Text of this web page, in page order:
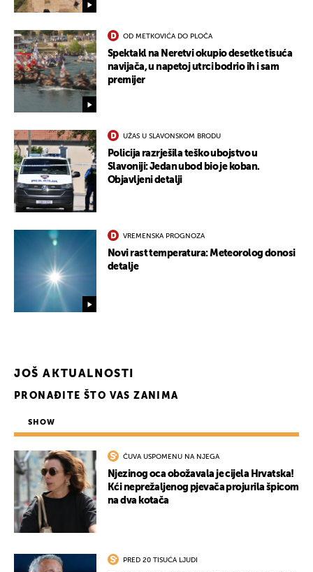
OD METKOVIĆA DO PLOČA
Spektakl na Neretvi okupio desetke tisuća
navijača, u napetoj utrci bodrio ih i sam
premijer
UŽAS U SLAVONSKOM BRODU
Policija razrješila teško ubojstvo u
Slavoniji: Jedan ubod bio je koban.
Objavljeni detalji
VREMENSKA PROGNOZA
Novi rast temperatura: Meteorolog donosi
detalje
JOŠ AKTUALNOSTI
PRONAĐITE ŠTO VAS ZANIMA
SHOW
ČUVA USPOMENU NA NJEGA
Njezinog oca obožavala je cijela Hrvatska!
Kći neprežaljenog pjevača projurila špicom
na dva kotača
PRED 20 TISUĆA LJUDI
UKLJUČITE NOTIFIKACIJE